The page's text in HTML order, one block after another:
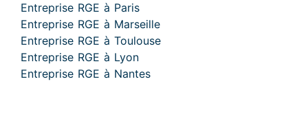
Entreprise RGE à Paris
Entreprise RGE à Marseille
Entreprise RGE à Toulouse
Entreprise RGE à Lyon
Entreprise RGE à Nantes